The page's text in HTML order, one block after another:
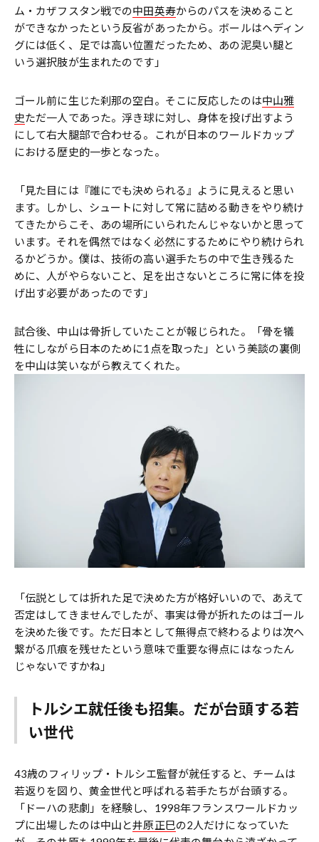
ム・カザフスタン戦での中田英寿からのパスを決めること
ができなかったという反省があったから。ボールはヘディン
グには低く、足では高い位置だったため、あの泥臭い腿と
いう選択肢が生まれたのです」
ゴール前に生じた刹那の空白。そこに反応したのは中山雅
史ただ一人であった。浮き球に対し、身体を投げ出すよう
にして右大腿部で合わせる。これが日本のワールドカップ
における歴史的一歩となった。
「見た目には『誰にでも決められる』ように見えると思い
ます。しかし、シュートに対して常に詰める動きをやり続け
てきたからこそ、あの場所にいられたんじゃないかと思って
います。それを偶然ではなく必然にするためにやり続けられ
るかどうか。僕は、技術の高い選手たちの中で生き残るた
めに、人がやらないこと、足を出さないところに常に体を投
げ出す必要があったのです」
試合後、中山は骨折していたことが報じられた。「骨を犠
牲にしながら日本のために1点を取った」という美談の裏側
を中山は笑いながら教えてくれた。
「伝説としては折れた足で決めた方が格好いいので、あえて
否定はしてきませんでしたが、事実は骨が折れたのはゴール
を決めた後です。ただ日本として無得点で終わるよりは次へ
繋がる爪痕を残せたという意味で重要な得点にはなったん
じゃないですかね」
トルシエ就任後も招集。だが台頭する若
い世代
43歳のフィリップ・トルシエ監督が就任すると、チームは
若返りを図り、黄金世代と呼ばれる若手たちが台頭する。
「ドーハの悲劇」を経験し、1998年フランスワールドカッ
プに出場したのは中山と井原正巳の2人だけになっていた